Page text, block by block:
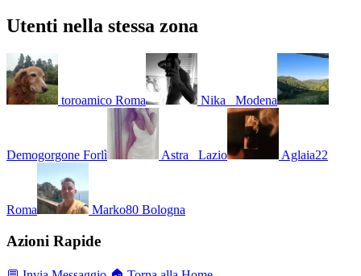
Utenti nella stessa zona
toroamico Roma Nika_ Modena
Demogorgone Forlì Astra_ Lazio Aglaia22
Roma Marko80 Bologna
Azioni Rapide